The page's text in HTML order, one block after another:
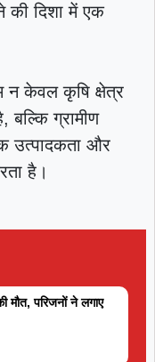
की दिशा में एक
न केवल कृषि क्षेत्र
बल्कि ग्रामीण
उत्पादकता और
है।
मौत, परिजनों ने लगाए